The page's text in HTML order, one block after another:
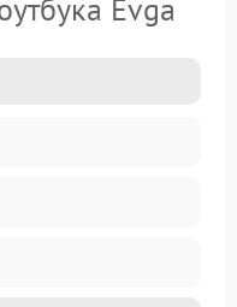
Evga